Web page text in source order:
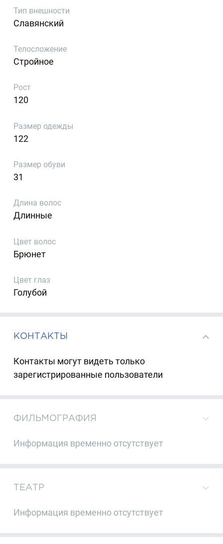
Тип внешности
Славянский
Телосложение
Стройное
Рост
120
Размер одежды
122
Размер обуви
31
Длина волос
Длинные
Цвет волос
Брюнет
Цвет глаз
Голубой
КОНТАКТЫ
Контакты могут видеть только
зарегистрированные пользователи
ФИЛЬМОГРАФИЯ
Информация временно отсутствует
ТЕАТР
Информация временно отсутствует